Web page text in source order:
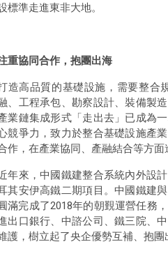
標準走進東非大地。
重協同合作，抱團出海
造高品質的基礎設施，需要整合
、工程承包、勘察設計、裝備製
業鏈集成形式「走出去」已成為
競爭力，致力於整合基礎設施產
作，在產業協同、產融結合等方面
年來，中國鐵建整合系統內外設
其安伊高鐵二期項目。中國鐵建
滿完成了2018年的朝覲運營任務
出口銀行、中諮公司、鐵三院、
護，樹立起了央企優勢互補、抱團